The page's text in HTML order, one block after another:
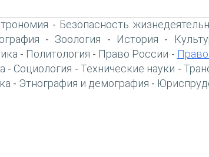
- Безопасность
- Зоология - История -
- Политология - Право России - Право
- Социология - Технические науки -
- Этнография и демография -